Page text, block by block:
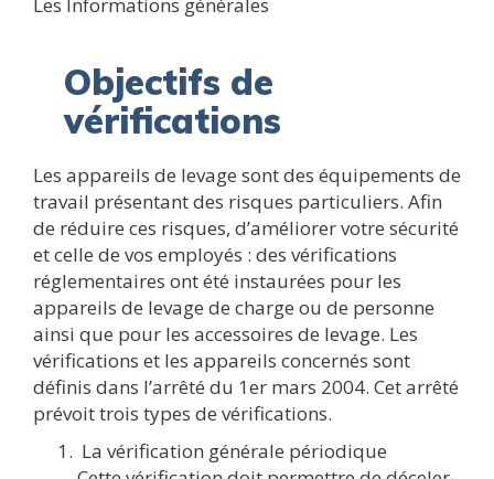
Objectifs de
vérifications
Les appareils de levage sont des équipements de
travail présentant des risques particuliers. Afin
de réduire ces risques, d’améliorer votre sécurité
et celle de vos employés : des vérifications
réglementaires ont été instaurées pour les
appareils de levage de charge ou de personne
ainsi que pour les accessoires de levage. Les
vérifications et les appareils concernés sont
définis dans l’arrêté du 1er mars 2004. Cet arrêté
prévoit trois types de vérifications.
La vérification générale périodique